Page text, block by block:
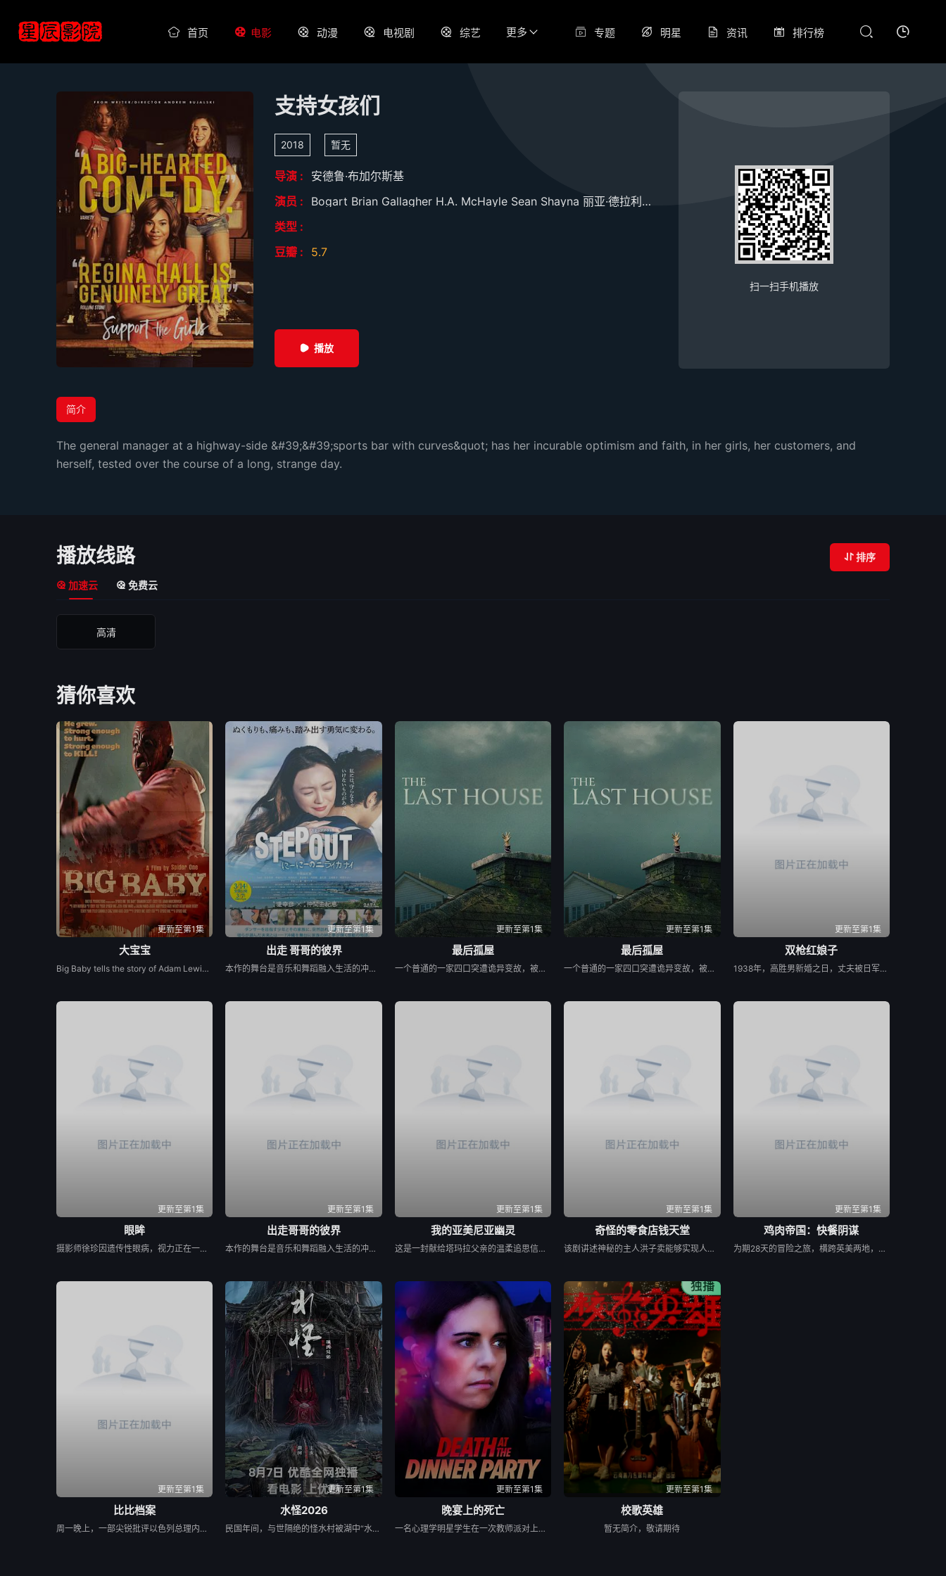
首页 电影 动漫 电视剧 综艺 更多 专题 明星 资讯 排行榜
支持女孩们
2018 暂无
导演 :
安德鲁·布加尔斯基
演员 :
Bogart Brian Gallagher H.A. McHayle Sean Shayna 丽亚·德拉利亚 佐伊·格瑞艾姆克雷·里福特
类型 :
豆瓣 :
5.7
播放
扫一扫手机播放
简介
The general manager at a highway-side &#39;&#39;sports bar with curves&quot; has her incurable optimism and faith, in her girls, her customers, and
herself, tested over the course of a long, strange day.
播放线路 排序
加速云 免费云
高清
猜你喜欢
更新至第1集
大宝宝
Big Baby tells the story of Adam Lewis, a successful horror screenwriter struggling for inspiration for his latest script. After a graphic and realistic nightmare of a hulking man dressed in a baby mask and onesie who axe murders his girlfriend Kate in the middle of the night, Adam gets the inspiration he needs for his new screenplay. Excited about the direction his story is taking, he starts losing himself in his script. Things are better than ever for Adam and Kate until “Big Baby” starts appearing in real life and tormenting and killing victims fueled by his own revenge. Characters from Adam’s script begin to pay him visits pleading for their lives, and he quickly realizes he holds their fate in his hands. Power and fear completely consume Adam until his girlfriend Kate is terrified of the man she once loved.
更新至第1集
出走 哥哥的彼界
本作的舞台是音乐和舞蹈融入生活的冲绳。与母亲朱音、妹妹舞一起生活的照屋踊，憧憬舞蹈学校的丽莎，开始了舞蹈生涯。朱音为了支撑家数在酒吧工作，不擅长与人打交道的舞总是在学校前专心地注视着哥哥的身影。不久，踊与丽莎组成一对，绽放了她的才能。
更新至第1集
最后孤屋
一个普通的一家四口突遭诡异变故，被困在自家房屋中超过 1000 天无法出门。在资源消耗殆尽与未知神秘威胁的双重逼迫下，一家人必须想方设法联手求生，打破这间禁锢生命的困局。
更新至第1集
最后孤屋
一个普通的一家四口突遭诡异变故，被困在自家房屋中超过 1000 天无法出门。在资源消耗殆尽与未知神秘威胁的双重逼迫下，一家人必须想方设法联手求生，打破这间禁锢生命的困局。
更新至第1集
双枪红娘子
1938年，高胜男新婚之日，丈夫被日军残害，父辈亦遭屠戮。她举枪聚义，屡袭敌寇威震四方，后得八路军指点决心投身革命。日军欲诱杀高胜男，她孤身赴战舍命换乡亲周全。千钧一发间，八路军突袭而至全歼敌寇，高胜男血染沙场，生死未卜……
更新至第1集
眼眸
摄影师徐珍因遗传性眼病，视力正在一天天衰退。双胞胎妹妹徐仁的离奇死亡，被警方定性为自杀，但她笃定其中另有隐情。不顾身边人的劝阻，徐珍顶着逐渐失明的身体状况，执意追查真相。随着调查深入，一股看不见的力量始终如影随形，不断扭曲她的感知，将她拖入恐惧与偏执的深渊。在彻底坠入黑暗之前，她必须揭开妹妹死亡背后的秘密。
更新至第1集
出走哥哥的彼界
本作的舞台是音乐和舞蹈融入生活的冲绳。与母亲朱音、妹妹舞一起生活的照屋踊，憧憬舞蹈学校的丽莎，开始了舞蹈生涯。朱音为了支撑家数在酒吧工作，不擅长与人打交道的舞总是在学校前专心地注视着哥哥的身影。不久，踊与丽莎组成一对，绽放了她的才能。
更新至第1集
我的亚美尼亚幽灵
这是一封献给塔玛拉父亲的温柔追思信，她的父亲曾是苏联亚美尼亚的电影演员。塔玛拉从小就在电视上目睹了他的风采，而她自己后来也成为了一名电影制作人。影片带领观众进行了一场迷人的梦游，穿越亚美尼亚电影历史的景观。
更新至第1集
奇怪的零食店钱天堂
该剧讲述神秘的主人洪子卖能够实现人们愿望的神秘零食，以及人们来到那里展开一段魔法般的故事。
更新至第1集
鸡肉帝国：快餐阴谋
为期28天的冒险之旅，横跨英美两地，仅以炸鸡为食，探究人们对炸鸡的渴望以及产业背后的力量！
更新至第1集
比比档案
周一晚上，一部尖锐批评以色列总理内塔尼亚胡(Benjamin Netanyahu)的纪录片在多伦多一所爆满的房子前首映，这是TIFF历史上最具爆炸性的纪录片之一，尽管内塔尼亚胡做了最后的努力加以阻止。 由亚历克斯·吉布尼(Alex Gibney)制作、亚历克西斯·布鲁姆(Alexis Bloom)执导的《比比档案》(Bibi Files)包含了内塔尼亚胡因腐败指控接受以色列警方审讯的从未公开的视频，这一调查导致内塔尼亚胡在2019年被起诉。在去年年底泄露给吉布尼的一段视频中，可以看到内塔尼亚胡与审讯人员发生争执，否认他不当接受了包括好莱坞制片人阿农·米尔坎和拉斯维加斯赌场大亨谢尔登·阿德尔森在内的富有支持者的昂贵礼物。警方讯问米尔坎、阿德尔森以及内塔尼亚胡的妻子萨拉和长子亚伊尔的视频也被泄露给吉布尼，并在纪录片中占据重要位置。 周一早些时候，耶路撒冷地方法院驳回了内塔尼亚胡将该片从TIFF放映名单上撤下的企图。总理在诉讼中称，在影片中出演的调查记者、纪录片制片人之一拉维夫·德鲁克(Raviv Drucker)泄露视频违反了以色列法律。但没有证据表明德鲁克是泄密的幕后主使，在首映后，吉布尼明确表示，他不会确定是谁给了他这些材料。在这一点上，他只会说，“一个线人来找我说，‘我有一些录像带’——你在这里看到的审讯视频——‘我想你会对它们感兴趣，也许你可以把它们拍成电影。’”这是在2023年末。我找到了。我看着他们，印象非常深刻。”他说，后来他找了布鲁姆来导演这部电影，布鲁姆曾与他合作过之前的项目。 在纪录片中看到的视频中，紧张的内塔尼亚胡僵硬地坐在桌子后面，面对着至少三名审讯者。当被问及他是否强迫朋友们用高级香槟和顶级雪茄(每盒1000美元)奖励他，以及他是否知道他的妻子收到了米尔坎送的价值4.2万美元的宝石手镯作为礼物时，他经常回答:“我不记得了”。(在影片后期，内塔尼亚胡的朋友谈到他对人名和细节的惊人记忆，含蓄地质疑他在审讯过程中的诚实程度)。 为了这部电影，布鲁姆采访了记者德鲁克，以及其他反对内塔尼亚胡右翼政治的以色列知名人士，还有总理的前家庭工作人员，甚至还有一位老朋友变成的批评者，他说内塔尼亚胡“左倾右倾”。这些观察人士不仅指责内塔尼亚胡严重腐败，还声称他对以色列司法进行了一项极具争议的改革，以逃避司法审判。这部电影表明，针对拟议的司法改革的大规模公众抗议分散了以色列的防御姿态，使该国容易受到哈马斯10月7日野蛮偷袭的攻击。 影片中的几位观察人士声称，内塔尼亚胡对哈马斯采取了“全面胜利”的政策，部分原因是为了安抚他的内阁中极右翼成员，他需要他们的支持才能保持执政联盟的团结。最令人震惊的是，这部纪录片显示，内塔尼亚胡玩忽地抛弃了仍被哈马斯扣押的人质，优先考虑继续袭击，而不是可能导致人质获释的停火谈判。“一场永远的战争符合他的利益，”一位评论家在影片中说——意思是，以色列处于战争状态的时间越长，内塔尼亚胡面临起诉的可能性就越小。另一位观察家评论道:“他想要不稳定。在某种程度上，他需要它。” 如果这幅画像还不够负面的话，布鲁姆告诉TIFF的观众，她从内塔尼亚胡的许多内部人士那里听到了私下谴责他的声音。 “我和内塔尼亚胡非常亲近的人谈过，包括他的前幕僚长，以色列情报机构的前负责人，所有这些身居高位的肌肉发达的人，他们私下和我谈了好几个小时，好几个小时，很多次……他们会说，‘他做的事太可怕了。他太不诚实了，’”布鲁姆回忆道。他说:“他们对内塔尼亚胡的不诚实有着强烈的感觉，以至于他们和我在耶路撒冷的大卫王酒店坐在一起，谈了三个小时，然后什么也没在公开场合说。我认为这是对责任的一种(贬损)。”导演的最后一句话赢得了观众的热烈掌声。 当影片的字幕滚动时，部分观众起立鼓掌(可能占观众总数的三分之一到二分之一)。许多观众似乎对影片对内塔尼亚胡的批评表示同情;一个人打断了问答环节，说:“拿着这部电影，把它空投到以色列上空。因为，否则，我担心人们无法在那里看到它。” 但其他人似乎对吉布尼在谈到内塔尼亚胡时说的话持不同意见。吉布尼说，“我从来没有在这个人身上看到过如此严重的道德腐败。”听了这话，听众中的一个人喊道:“顺便说一下，他还没有被判有罪。”内塔尼亚胡应该在明年接受腐败指控的审判，尽管影片指出，他的法律团队正试图推迟审判，因为总理正在打仗。“他还没有被判有罪，”那人重复道，“所以请准确无误地说。他还没有被判有罪。” 吉布尼绝不是一个畏畏缩缩的人，他反驳道:“我相信我说的是‘道德败坏’。’”TIFF首席纪录片制作人汤姆·鲍尔斯(Thom Powers)主持了问答环节，然后插嘴说:“如果我能要求影院保持秩序就好了。” 《比比档案》(标题指的是内塔尼亚胡的昵称“比比”)正在寻求发行。从技术上讲，它是一部正在进行中的作品，但在介绍这部电影时，鲍尔斯说，除了色彩校正和其他相对美观的后期制作之外，它已经完成了。布鲁姆一直在制作这部电影，直到最后一刻，他还加入了内塔尼亚胡最近在美国国会联席会议上讲话的摘录。她说，既然电影已经举行了全球首映，她将考虑可能的修改。 吉布尼说:“我想说的是，在巨大的压力和极高的速度下，亚历克西斯和他的团队非常迅速地完成了这部电影。”“有那么一刻，你想看这部电影，然后说，‘这能不能有点不同?会有一点不同吗?’但是这部电影是否会改变，或者如何改变，完全取决于亚历克西斯。” 吉布尼说，他希望《比比档案》在TIFF首映，这样潜在的买家就能在节日氛围中看到它。他表示，希望能在短期内将其捡起并及时释放。
更新至第1集
水怪2026
民国年间，与世隔绝的怪水村被湖中“水猴子”所扰。此物实为濒危水栖人猿，能模仿人言诱杀村民。少年水生幼年目睹父亲惨死其手，自此深陷恐惧。村中长老三叔公借祭祀之名行愚昧统治，以活人献祭暂息水怪，却埋下更深祸根。连年暴雨与人为侵扰激怒水猴子，袭击频发。当香兰之弟被食、其父莫叔反抗被杀，香兰决意以身献祭复仇。水生幡然觉醒，不再逃避，联合青年村民布设机关陷阱，假借献祭诱敌。恶战后水怪被擒，却于庆功夜破笼而出，血洗村庄，三叔公亦命丧其口。村民终于醒悟：迷信退让换不来平安。水生断发持叉，率众设伏，以智慧与血勇将水怪斩杀。晨光中，他与香兰相扶而立，唯有直面恐惧、团结抗争，方能驱散千年阴霾，重获新生。
更新至第1集
晚宴上的死亡
一名心理学明星学生在一次教师派对上死亡后，安德莉亚·吉布斯和她的儿子伊桑被卷入了著名教授艾伦·杰克逊的危险操纵之中——一个不惜一切代价掩盖真相的人。
更新至第1集
校歌英雄
暂无简介，敬请期待